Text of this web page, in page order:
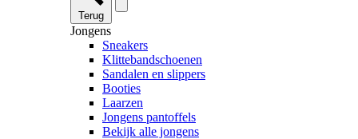
Terug
Jongens
Sneakers
Klittebandschoenen
Sandalen en slippers
Booties
Laarzen
Jongens pantoffels
Bekijk alle jongens